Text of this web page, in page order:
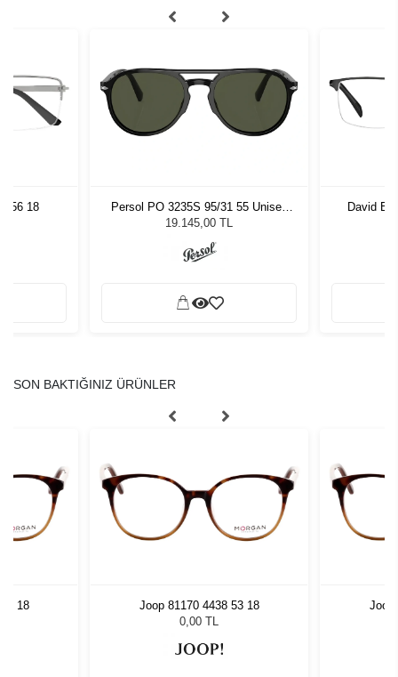
56 18
Persol PO 3235S 95/31 55 Unisex
Güneş Gözlüğü
19.145,00 TL
David
SON BAKTIĞINIZ ÜRÜNLER
18
Joop 81170 4438 53 18
0,00 TL
Joop